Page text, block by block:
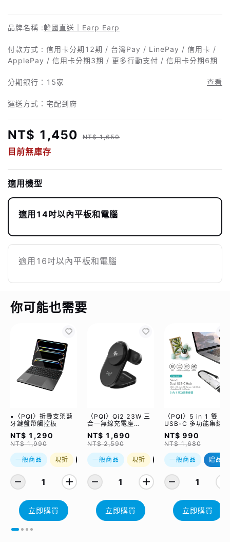
品牌名稱 :韓國直送｜Earp Earp
付款方式 : 信用卡分期12期 / 台灣Pay / LinePay / 信用卡 /
ApplePay / 信用卡分期3期 / 更多行動支付 / 信用卡分期6期
分期銀行： 15家 查看
運送方式：宅配到府
NT$ 1,450 NT$ 1,650
目前無庫存
適用機型
適用14吋以內平板和電腦
適用16吋以內平板和電腦
你可能也需要
•〈PQI〉折疊支架藍
牙鍵盤帶觸控板
NT$ 1,290
NT$ 1,990
一般商品 現折 優惠加購
1
立即購買
〈PQI〉Qi2 23W 三
合一無線充電座
(WCC2302)
NT$ 1,690
NT$ 2,590
一般商品 現折 優惠加購
1
立即購買
〈PQI〉5 in 1 雙
USB-C 多功能集線器
（限量加贈｜U988
class 10 Micro SD
記憶卡 64GB，附 SD
轉卡）
NT$ 990
NT$ 1,680
一般商品 贈品
1
立即購買